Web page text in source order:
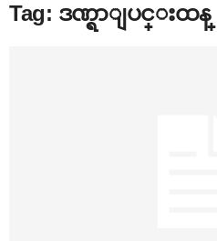
Tag: ဒဏ္ရာျပင္းထန္